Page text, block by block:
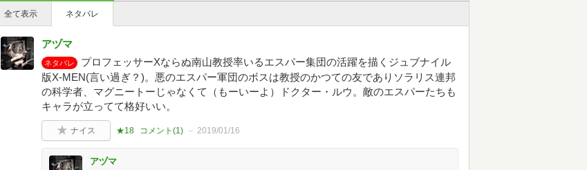
全て表示 ネタバレ
アヅマ
ネタバレ
プロフェッサーXならぬ南山教授率いるエスパー集団の活躍を描くジュブナイル
版X-MEN(言い過ぎ？)。悪のエスパー軍団のボスは教授のかつての友でありソラリス連邦
の科学者、マグニートーじゃなくて（もーいーよ）ドクター・ルウ。敵のエスパーたちも
キャラが立ってて格好いい。
ナイス ★18 コメント(1) 2019/01/16
アヅマ